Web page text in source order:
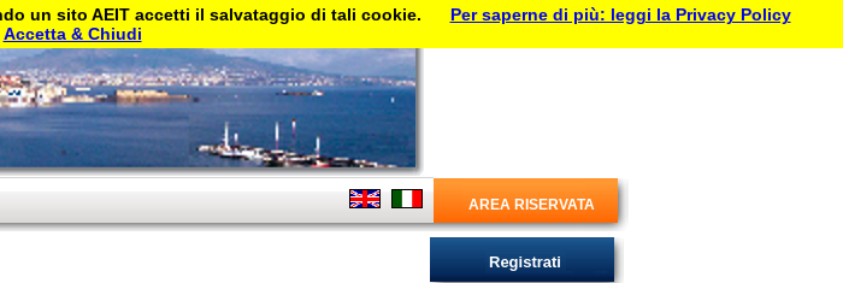
AREA RISERVATA
un sito AEIT accetti il salvataggio di tali cookie.
Per saperne di più: leggi la Privacy Policy
Accetta & Chiudi